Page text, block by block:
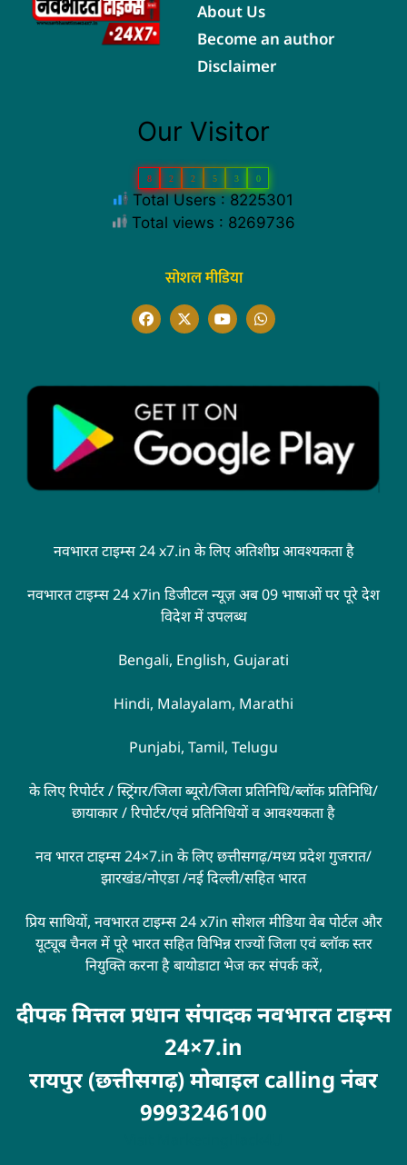
About Us
Become an author
Disclaimer
Our Visitor
8 2 2 5 3 0
Total Users : 8225301
Total views : 8269736
सोशल मीडिया
नवभारत टाइम्स 24 x7.in के लिए अतिशीघ्र आवश्यकता है
नवभारत टाइम्स 24 x7in डिजीटल न्यूज़ अब 09 भाषाओं पर पूरे देश
विदेश में उपलब्ध
Bengali, English, Gujarati
Hindi, Malayalam, Marathi
Punjabi, Tamil, Telugu
के लिए रिपोर्टर / स्ट्रिंगर/जिला ब्यूरो/जिला प्रतिनिधि/ब्लॉक प्रतिनिधि/
छायाकार / रिपोर्टर/एवं प्रतिनिधियों व आवश्यकता है
नव भारत टाइम्स 24×7.in के लिए छत्तीसगढ़/मध्य प्रदेश गुजरात/
झारखंड/नोएडा /नई दिल्ली/सहित भारत
प्रिय साथियों, नवभारत टाइम्स 24 x7in सोशल मीडिया वेब पोर्टल और
यूट्यूब चैनल में पूरे भारत सहित विभिन्न राज्यों जिला एवं ब्लॉक स्तर
नियुक्ति करना है बायोडाटा भेज कर संपर्क करें,
दीपक मित्तल प्रधान संपादक नवभारत टाइम्स
24×7.in
रायपुर (छत्तीसगढ़) मोबाइल calling नंबर
9993246100